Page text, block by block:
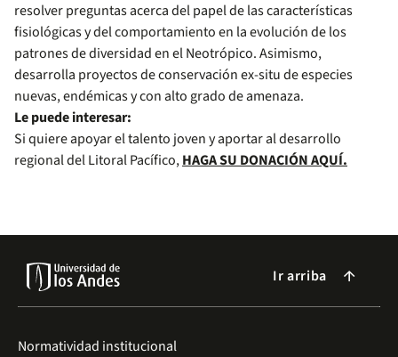
resolver preguntas acerca del papel de las características
fisiológicas y del comportamiento en la evolución de los
patrones de diversidad en el Neotrópico. Asimismo,
desarrolla proyectos de conservación ex-situ de especies
nuevas, endémicas y con alto grado de amenaza.
Le puede interesar:
Si quiere apoyar el talento joven y aportar al desarrollo
regional del Litoral Pacífico,HAGA SU DONACIÓN AQUÍ.
Ir arriba arrow_forward
Normatividad institucional